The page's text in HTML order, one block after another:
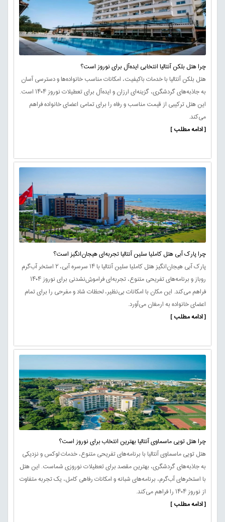
چرا هتل بلکن آنتالیا انتخابی ایده‌آل برای نوروز است؟
هتل بلکن آنتالیا با خدمات باکیفیت، امکانات مناسب خانواده‌ها و دسترسی آسان
به جاذبه‌های گردشگری، گزینه‌ای ارزان و ایده‌آل برای تعطیلات نوروز ۱۴۰۴ است.
این هتل ترکیبی از قیمت مناسب و رفاه را برای تمامی اعضای خانواده فراهم
می‌کند.
[ ادامه مطلب ]
چرا پارک آبی هتل کاملیا سلین آنتالیا تجربه‌ای هیجان‌انگیز است؟
پارک آبی هیجان‌انگیز هتل کاملیا سلین آنتالیا با ۱۴ سرسره آبی، ۲ استخر آب‌گرم
روباز و برنامه‌های تفریحی متنوع، تجربه‌ای فراموش‌نشدنی برای نوروز ۱۴۰۴
فراهم می‌کند. این مکان با امکانات بی‌نظیر، لحظات شاد و مفرحی را برای تمام
اعضای خانواده به ارمغان می‌آورد.
[ ادامه مطلب ]
چرا هتل تویی ماسماوی آنتالیا بهترین انتخاب برای نوروز است؟
هتل تویی ماسماوی آنتالیا با برنامه‌های تفریحی متنوع، خدمات لوکس و نزدیکی
به جاذبه‌های گردشگری، بهترین مقصد برای تعطیلات نوروزی شماست. این هتل
با استخرهای آب‌گرم، برنامه‌های شبانه و امکانات رفاهی کامل، یک تجربه متفاوت
از نوروز ۱۴۰۴ را فراهم می‌کند.
[ ادامه مطلب ]